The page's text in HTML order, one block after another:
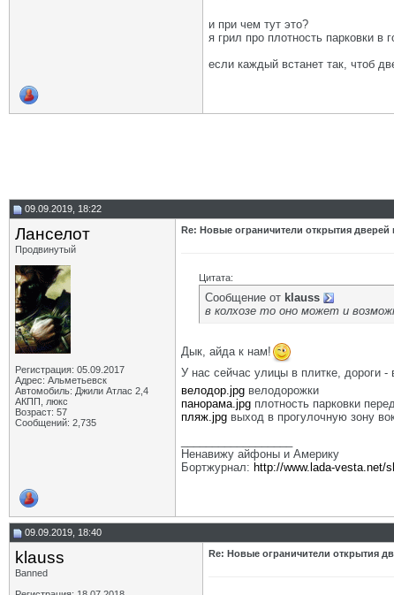
и при чем тут это?
я грил про плотность парковки в
если каждый встанет так, чтоб
09.09.2019, 18:22
Ланселот
Продвинутый
Регистрация: 05.09.2017
Адрес: Альметьевск
Автомобиль: Джили Атлас 2,4
АКПП, люкс
Возраст: 57
Сообщений: 2,735
Re: Новые ограничители открытия
Цитата:
Сообщение от klauss
в колхозе то оно может и
Дык, айда к нам!
У нас сейчас улицы в плитке, дороги
велодор.jpg велодорожки
панорама.jpg плотность парковки
пляж.jpg выход в прогулочную зону
Ненавижу айфоны и Америку
Бортжурнал: http://www.lada-vesta.net/
09.09.2019, 18:40
klauss
Banned
Re: Новые ограничители открытия